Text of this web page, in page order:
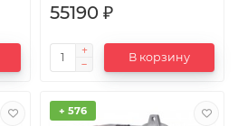
55190 ₽
В корзину
+ 576